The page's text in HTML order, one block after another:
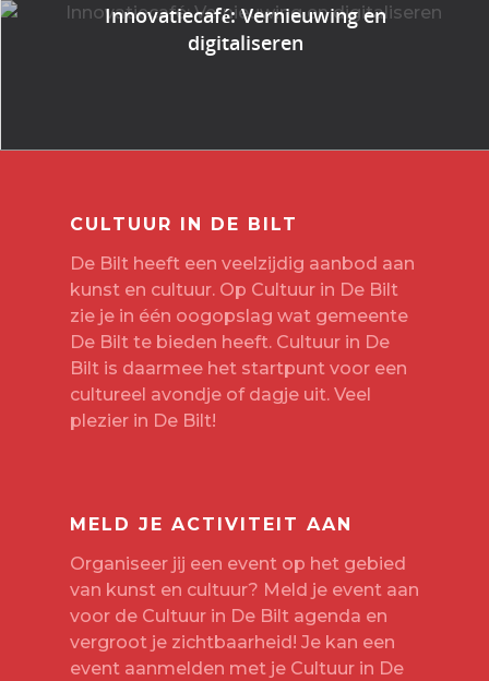
Innovatiecafé: Vernieuwing en
digitaliseren
CULTUUR IN DE BILT
De Bilt heeft een veelzijdig aanbod aan
kunst en cultuur. Op Cultuur in De Bilt
zie je in één oogopslag wat gemeente
De Bilt te bieden heeft. Cultuur in De
Bilt is daarmee het startpunt voor een
cultureel avondje of dagje uit. Veel
plezier in De Bilt!
MELD JE ACTIVITEIT AAN
Organiseer jij een event op het gebied
van kunst en cultuur? Meld je event aan
voor de Cultuur in De Bilt agenda en
vergroot je zichtbaarheid! Je kan een
event aanmelden met je Cultuur in De